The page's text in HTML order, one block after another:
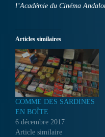
l’Académie du Cinéma
Articles similaires
COMME DES SARDINES
EN BOÎTE
6 décembre 2017
Article similaire